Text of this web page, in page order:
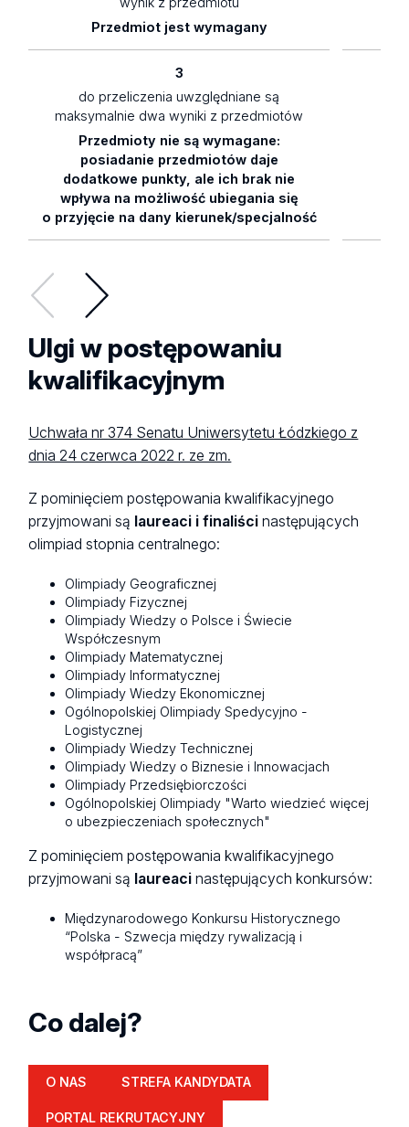
Przedmiot jest wymagany
3
do przeliczenia uwzględniane są
maksymalnie dwa wyniki z przedmiotów
Przedmioty nie są wymagane:
posiadanie przedmiotów daje
dodatkowe punkty, ale ich brak nie
wpływa na możliwość ubiegania się
o przyjęcie na dany kierunek/specjalność
Ulgi w postępowaniu
kwalifikacyjnym
Uchwała nr 374 Senatu Uniwersytetu Łódzkiego z
dnia 24 czerwca 2022 r. ze zm.
Z pominięciem postępowania kwalifikacyjnego
przyjmowani są laureaci i finaliści następujących
olimpiad stopnia centralnego:
Olimpiady Geograficznej
Olimpiady Fizycznej
Olimpiady Wiedzy o Polsce i Świecie
Współczesnym
Olimpiady Matematycznej
Olimpiady Informatycznej
Olimpiady Wiedzy Ekonomicznej
Ogólnopolskiej Olimpiady Spedycyjno -
Logistycznej
Olimpiady Wiedzy Technicznej
Olimpiady Wiedzy o Biznesie i Innowacjach
Olimpiady Przedsiębiorczości
Ogólnopolskiej Olimpiady "Warto wiedzieć więcej
o ubezpieczeniach społecznych"
Z pominięciem postępowania kwalifikacyjnego
przyjmowani są laureaci następujących konkursów:
Międzynarodowego Konkursu Historycznego
“Polska - Szwecja między rywalizacją i
współpracą”
Co dalej?
O NAS STREFA KANDYDATA
PORTAL REKRUTACYJNY